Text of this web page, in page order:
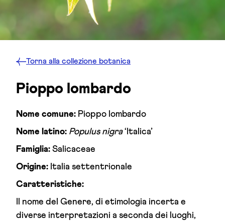
Torna alla collezione botanica
Pioppo lombardo
Nome comune: Pioppo lombardo
Nome latino: Populus nigra‘Italica’
Famiglia: Salicaceae
Origine: Italia settentrionale
Caratteristiche:
Il nome del Genere, di etimologia incerta e
diverse interpretazioni a seconda dei luoghi,